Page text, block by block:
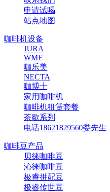
申请试喝
站点地图
咖啡机设备
JURA
WMF
咖乐美
NECTA
咖博士
家用咖啡机
咖啡机租赁套餐
茶歇系列
电话18621829560娄先生
咖啡豆产品
贝徕咖啡豆
沁徕咖啡豆
极睿拼配豆
极睿传世豆